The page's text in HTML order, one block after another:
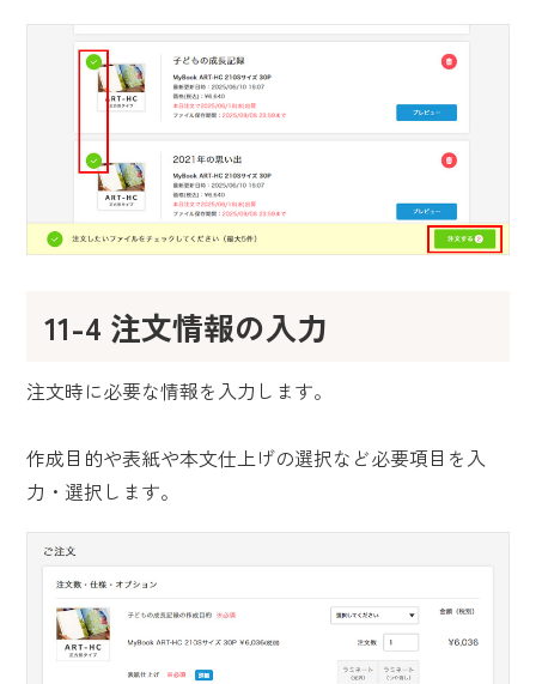
11-4 注文情報の入力
注文時に必要な情報を入力します。
作成目的や表紙や本文仕上げの選択など必要項目を入
力・選択します。